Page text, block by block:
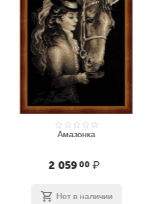
Амазонка
2 05900 ₽
Нет в наличии